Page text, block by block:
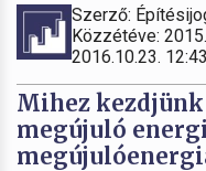
Szerző:
Közzétéve:
2016.10.23. 12:43
Mihez
megújuló